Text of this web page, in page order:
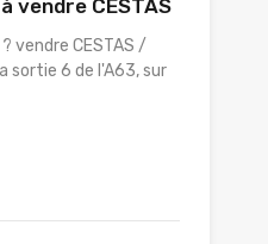
vendre CESTAS
vendre CESTAS /
sortie 6 de l'A63, sur